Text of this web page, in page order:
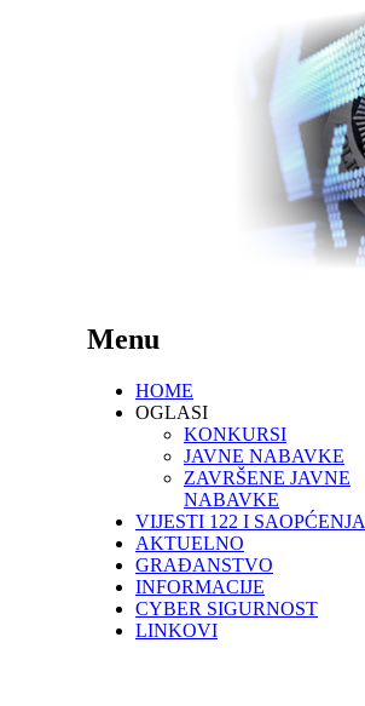
Menu
HOME
OGLASI
KONKURSI
JAVNE NABAVKE
ZAVRŠENE JAVNE
NABAVKE
VIJESTI 122 I SAOPĆENJA
AKTUELNO
GRAĐANSTVO
INFORMACIJE
CYBER SIGURNOST
LINKOVI